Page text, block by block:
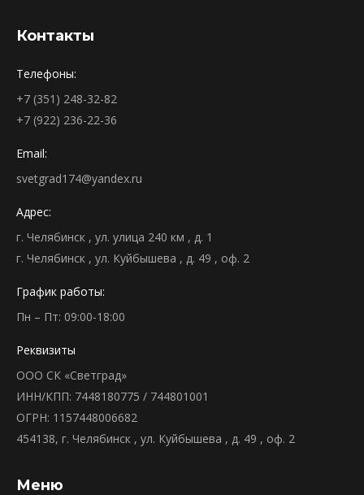
Контакты
Телефоны:
+7 (351) 248-32-82
+7 (922) 236-22-36
Email:
svetgrad174@yandex.ru
Адрес:
г. Челябинск , ул. улица 240 км , д. 1
г. Челябинск , ул. Куйбышева , д. 49 , оф. 2
График работы:
Пн – Пт: 09:00-18:00
Реквизиты
ООО СК «Светград»
ИНН/КПП: 7448180775 / 744801001
ОГРН: 1157448006682
454138, г. Челябинск , ул. Куйбышева , д. 49 , оф. 2
Меню